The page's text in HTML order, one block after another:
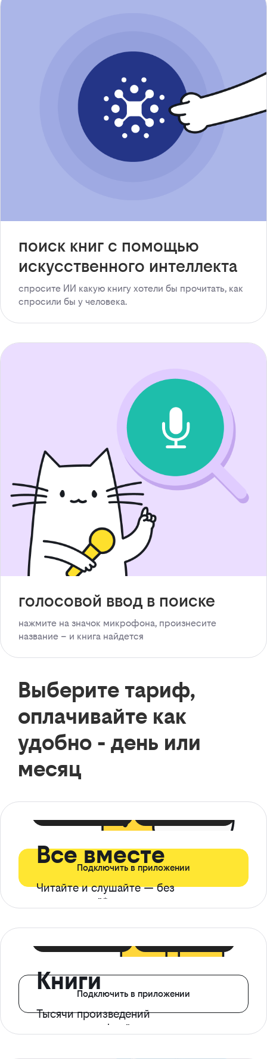
поиск книг с помощью
искусственного интеллекта
спросите ИИ какую книгу хотели бы прочитать, как
спросили бы у человека.
голосовой ввод в поиске
нажмите на значок микрофона, произнесите
название – и книга найдется
Выберите тариф,
оплачивайте как
удобно - день или
месяц
Все вместе
Читайте и слушайте — без
ограничений*
Подключить в приложении
Книги
Тысячи произведений
с доступом офлайн
Подключить в приложении